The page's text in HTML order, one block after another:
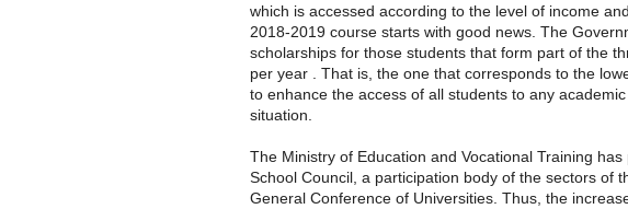
which is accessed according to the level of income
2018-2019 course starts with good news. The
scholarships for those students that form part of the
per year . That is, the one that corresponds to the
to enhance the access of all students to any
situation.
The Ministry of Education and Vocational Training
School Council, a participation body of the sectors of
General Conference of Universities. Thus, the